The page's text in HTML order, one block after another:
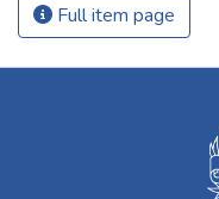
Full item page